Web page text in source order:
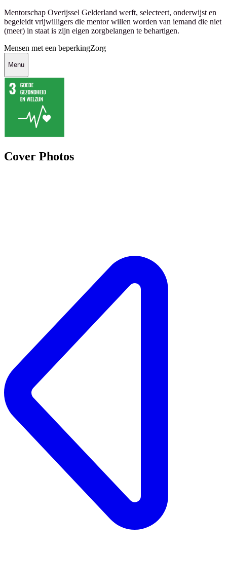
Mentorschap Overijssel Gelderland werft, selecteert, onderwijst en
begeleidt vrijwilligers die mentor willen worden van iemand die niet
(meer) in staat is zijn eigen zorgbelangen te behartigen.
Mensen met een beperkingZorg
Menu
Cover Photos